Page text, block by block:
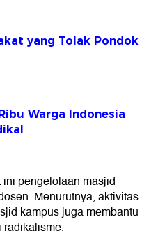
yang Tolak Pondok
Warga Indonesia
pengelolaan masjid
Menurutnya, aktivitas
kampus juga membantu